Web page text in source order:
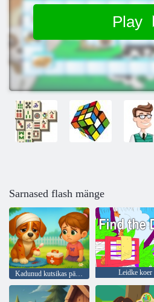
Play
Sarnased flash mänge
Kadunud kutsikas päästmine ja hooldus Leidke koer